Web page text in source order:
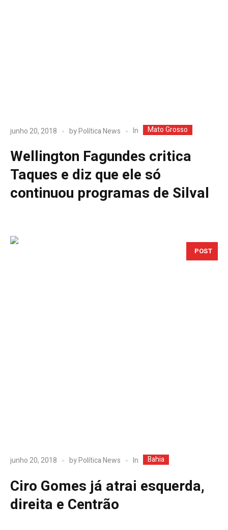
junho 20, 2018 byPolítica News In Mato Grosso
Wellington Fagundes critica
Taques e diz que ele só
continuou programas de Silval
POST
junho 20, 2018 byPolítica News In Bahia
Ciro Gomes já atrai esquerda,
direita e Centrão